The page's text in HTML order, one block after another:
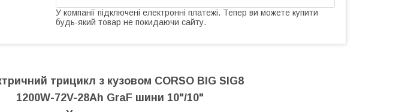
У компанії підключені електронні платежі. Тепер ви можете купити
будь-який товар не покидаючи сайту.
трицикл з кузовом CORSO BIG SIG8
1200W-72V-28Ah GraF шини 10"/10"